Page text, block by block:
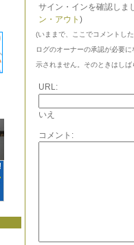
サイン・インを確認しま
ン・アウト )
(いままで、ここでコメントし
ログのオーナーの承認が必要
示されません。そのときはし
URL:
いえ
コメント: